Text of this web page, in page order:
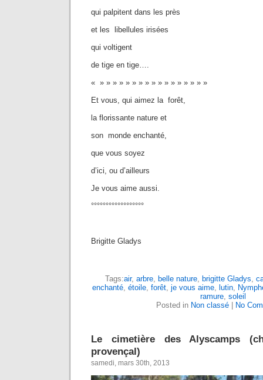
qui palpitent dans les près
et les libellules irisées
qui voltigent
de tige en tige….
« » » » » » » » » » » » » » » » » »
Et vous, qui aimez la forêt,
la florissante nature et
son monde enchanté,
que vous soyez
d’ici, ou d’ailleurs
Je vous aime aussi.
°°°°°°°°°°°°°°°°°°
Brigitte Gladys
Tags:air, arbre, belle nature, brigitte Gladys,
enchanté, étoile, forêt, je vous aime, lutin,
ramure, soleil
Posted in Non classé| No
Le cimetière des Alyscamps
provençal)
samedi, mars 30th, 2013